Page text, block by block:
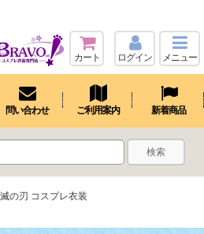
カート ログイン メニュー
問い合わせ ご利用案内 新着商品
検索
の刃 コスプレ衣装